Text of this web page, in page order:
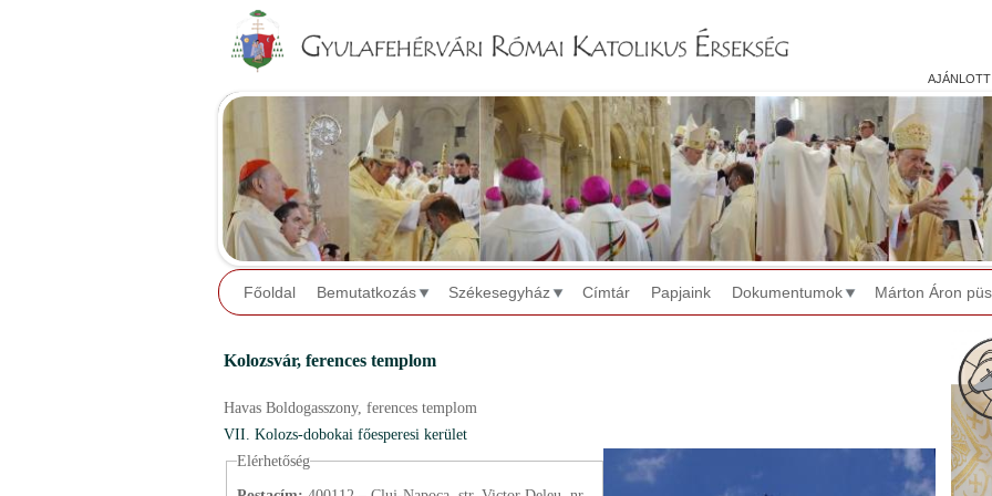
ajánlott
Főoldal Bemutatkozás Székesegyház Címtár Papjaink Dokumentumok Márton Áron
Kolozsvár, ferences templom
Havas Boldogasszony, ferences templom
VII. Kolozs-dobokai főesperesi kerület
Elérhetőség